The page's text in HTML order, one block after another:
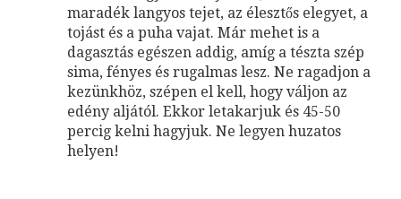
maradék langyos tejet, az élesztős elegyet, a
tojást és a puha vajat. Már mehet is a
dagasztás egészen addig, amíg a tészta szép
sima, fényes és rugalmas lesz. Ne ragadjon a
kezünkhöz, szépen el kell, hogy váljon az
edény aljától. Ekkor letakarjuk és 45-50
percig kelni hagyjuk. Ne legyen huzatos
helyen!